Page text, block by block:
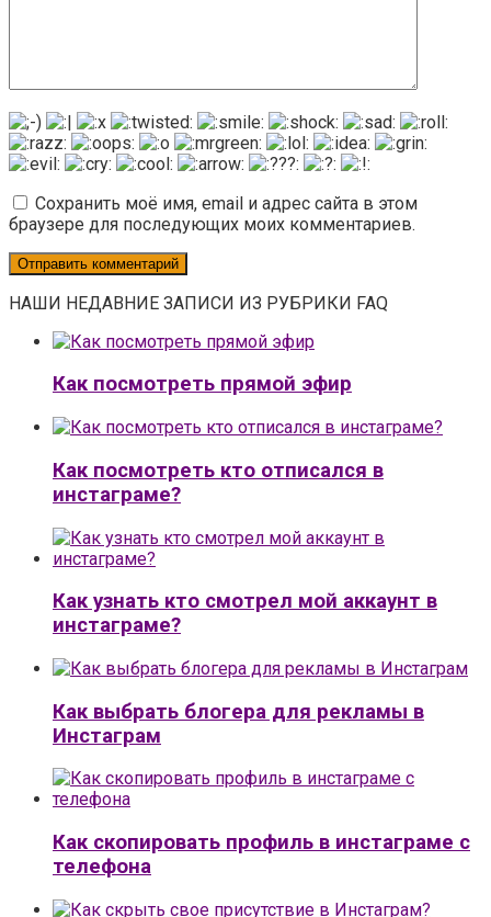
Сохранить моё имя, email и адрес сайта в этом
браузере для последующих моих комментариев.
НАШИ НЕДАВНИЕ ЗАПИСИ ИЗ РУБРИКИ FAQ
Как посмотреть прямой эфир
Как посмотреть кто отписался в
инстаграме?
Как узнать кто смотрел мой аккаунт в
инстаграме?
Как выбрать блогера для рекламы в
Инстаграм
Как скопировать профиль в инстаграме с
телефона